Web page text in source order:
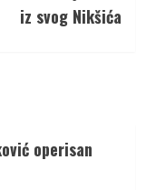
iz svog Nikšića
operisan